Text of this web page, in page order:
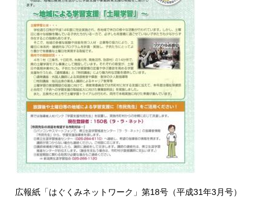
広報紙「はぐくみネットワーク」第18号（平成31年3月号）